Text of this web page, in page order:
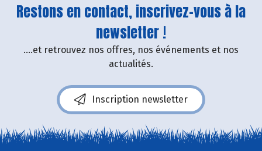
Restons en contact, inscrivez-vous à la
newsletter !
....et retrouvez nos offres, nos événements et nos
actualités.
Inscription newsletter